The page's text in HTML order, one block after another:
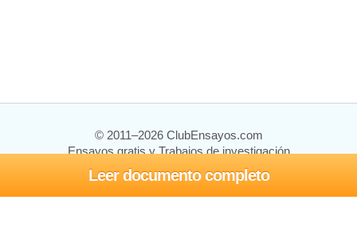
Leer documento completo
© 2011–2026 ClubEnsayos.com
Ensayos gratis y Trabajos de investigación